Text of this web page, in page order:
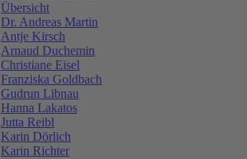
Übersicht
Dr. Andreas Martin
Antje Kirsch
Arnaud Duchemin
Christiane Eisel
Franziska Goldbach
Gudrun Libnau
Hanna Lakatos
Jutta Reibl
Karin Dörlich
Karin Richter